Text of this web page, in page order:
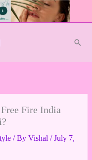
Fire India
/ By Vishal /July 7,